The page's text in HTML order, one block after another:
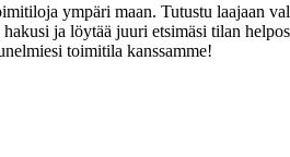
ympäri maan. Tutustu laajaan
ja löytää juuri etsimäsi tilan
toimitila kanssamme!